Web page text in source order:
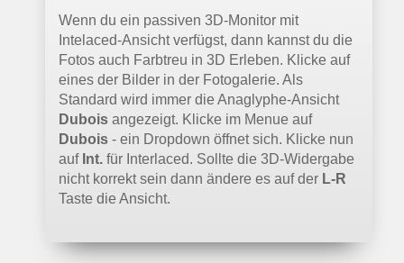
Wenn du ein passiven 3D-Monitor mit
Intelaced-Ansicht verfügst, dann kannst du die
Fotos auch Farbtreu in 3D Erleben. Klicke auf
eines der Bilder in der Fotogalerie. Als
Standard wird immer die Anaglyphe-Ansicht
Dubois angezeigt. Klicke im Menue auf
Dubois - ein Dropdown öffnet sich. Klicke nun
auf Int. für Interlaced. Sollte die 3D-Widergabe
nicht korrekt sein dann ändere es auf der L-R
Taste die Ansicht.